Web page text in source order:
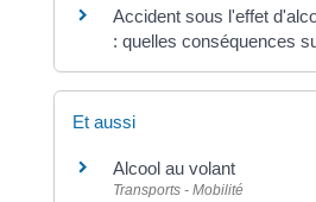
Accident sous l'effet
: quelles conséquences
Et aussi
Alcool au volant
Transports - Mobilité